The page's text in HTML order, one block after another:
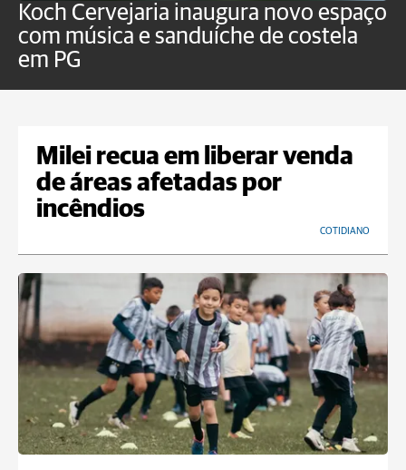
Koch Cervejaria inaugura novo espaço
com música e sanduíche de costela
em PG
Milei recua em liberar venda
de áreas afetadas por
incêndios
COTIDIANO